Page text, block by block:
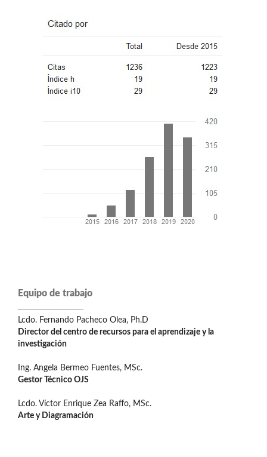
Equipo de trabajo
Lcdo. Fernando Pacheco Olea, Ph.D
Director del centro de recursos para el aprendizaje y la
investigación
Ing. Angela Bermeo Fuentes, MSc.
Gestor Técnico OJS
Lcdo. Víctor Enrique Zea Raffo, MSc.
Arte y Diagramación